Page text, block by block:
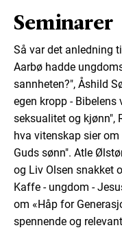
Seminarer
Så var det anledning
Aarbø hadde
sannheten?", Åshild
egen kropp -
seksualitet og kjønn",
hva vitenskap sier
Guds sønn". Atle
og Liv Olsen snakket
Kaffe - ungdom -
om «Håp for
spennende og